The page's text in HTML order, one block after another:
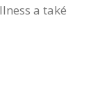
a také